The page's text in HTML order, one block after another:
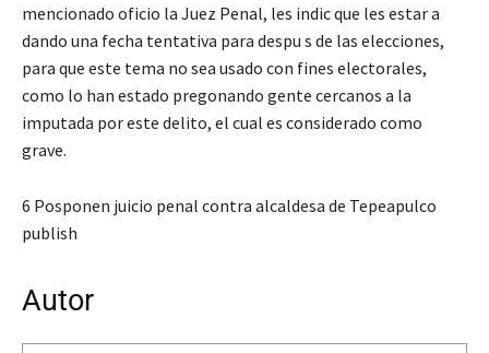
mencionado oficio la Juez Penal, les indic que les estar a
dando una fecha tentativa para despu s de las elecciones,
para que este tema no sea usado con fines electorales,
como lo han estado pregonando gente cercanos a la
imputada por este delito, el cual es considerado como
grave.
6 Posponen juicio penal contra alcaldesa de Tepeapulco
publish
Autor